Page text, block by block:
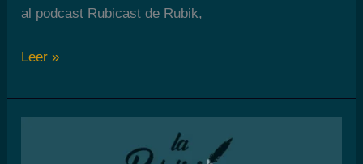
al podcast Rubicast de Rubik,
¿Qué
pasando
Leer »